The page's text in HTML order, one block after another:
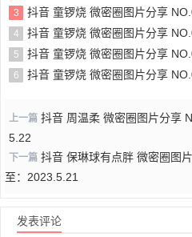
3 抖音 童锣烧 微密圈图片分享 NO.009期 【
4 抖音 童锣烧 微密圈图片分享 NO.007期 【
5 抖音 童锣烧 微密圈图片分享 NO.017期 【
6 抖音 童锣烧 微密圈图片分享 NO.025期
上一篇 抖音 周温柔 微密圈图片分享
5.22
下一篇 抖音 保琳球有点胖 微密圈图
至：2023.5.21
发表评论